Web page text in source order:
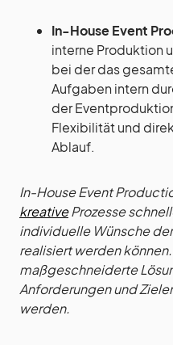
In-House Event
interne Produktion
bei der das
Aufgaben intern
der
Flexibilität und
Ablauf.
In-House Event
kreativeProzesse
individuelle Wünsche
realisiert werden
maßgeschneiderte
Anforderungen und
werden.